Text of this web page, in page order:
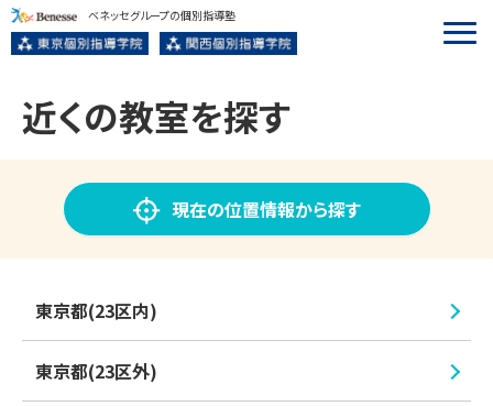
ベネッセグループの個別指導塾
近くの教室を探す
現在の位置情報から探す
東京都(23区内)
東京都(23区外)